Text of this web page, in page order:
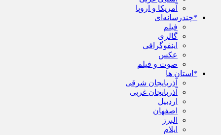
آمریکا و اروپا
*چندرسانه‌ای
فیلم
گالری
اینفوگرافی
عکس
صوت و فیلم
*استان ها
آذربایجان شرقی
آذربایجان غربی
اردبیل
اصفهان
البرز
ایلام